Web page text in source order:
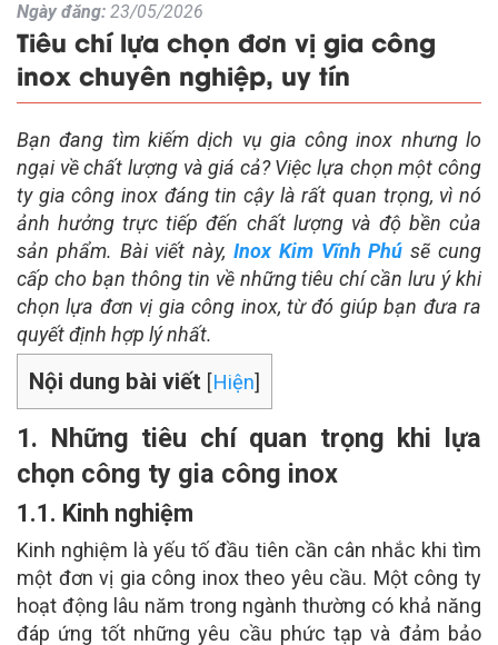
Ngày đăng: 23/05/2026
Tiêu chí lựa chọn đơn vị gia công
inox chuyên nghiệp, uy tín
Bạn đang tìm kiếm dịch vụ gia công inox nhưng lo
ngại về chất lượng và giá cả? Việc lựa chọn một công
ty gia công inox đáng tin cậy là rất quan trọng, vì nó
ảnh hưởng trực tiếp đến chất lượng và độ bền của
sản phẩm. Bài viết này, Inox Kim Vĩnh Phú sẽ cung
cấp cho bạn thông tin về những tiêu chí cần lưu ý khi
chọn lựa đơn vị gia công inox, từ đó giúp bạn đưa ra
quyết định hợp lý nhất.
Nội dung bài viết [Hiện]
1. Những tiêu chí quan trọng khi lựa
chọn công ty gia công inox
1.1. Kinh nghiệm
Kinh nghiệm là yếu tố đầu tiên cần cân nhắc khi tìm
một đơn vị gia công inox theo yêu cầu. Một công ty
hoạt động lâu năm trong ngành thường có khả năng
đáp ứng tốt những yêu cầu phức tạp và đảm bảo